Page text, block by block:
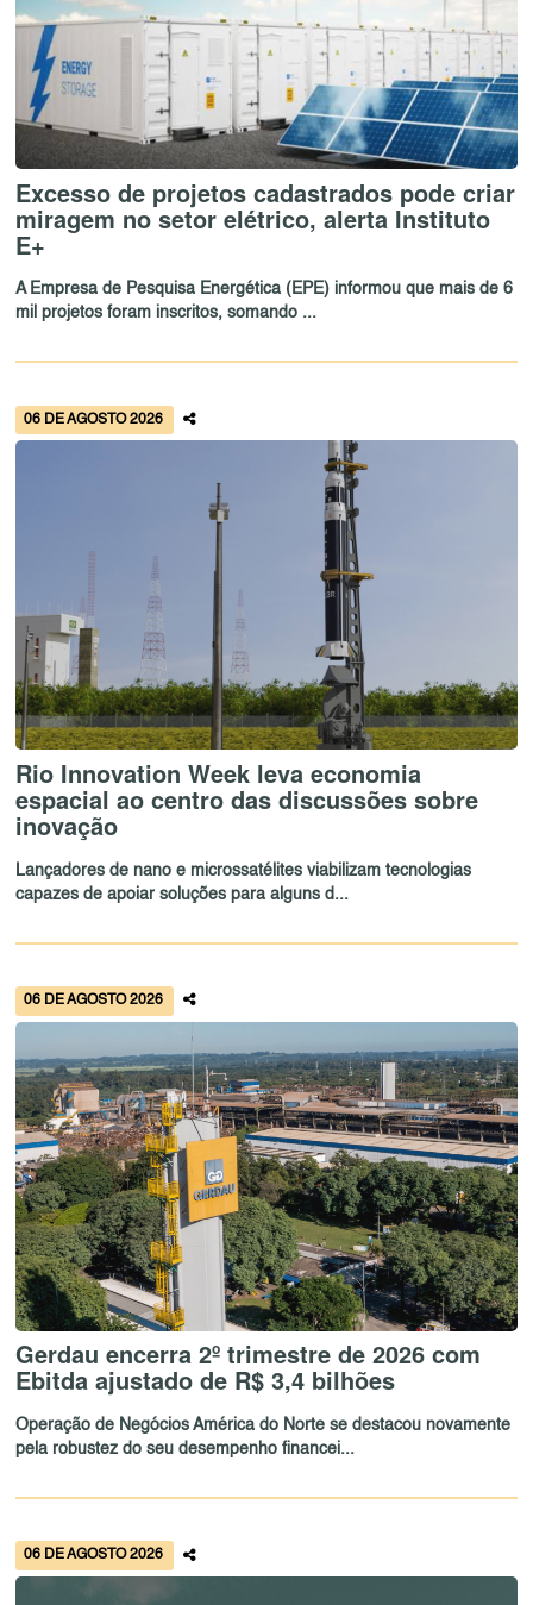
Excesso de projetos cadastrados pode criar
miragem no setor elétrico, alerta Instituto
E+
A Empresa de Pesquisa Energética (EPE) informou que mais de 6
mil projetos foram inscritos, somando ...
06 DE AGOSTO 2026
Rio Innovation Week leva economia
espacial ao centro das discussões sobre
inovação
Lançadores de nano e microssatélites viabilizam tecnologias
capazes de apoiar soluções para alguns d...
06 DE AGOSTO 2026
Gerdau encerra 2º trimestre de 2026 com
Ebitda ajustado de R$ 3,4 bilhões
Operação de Negócios América do Norte se destacou novamente
pela robustez do seu desempenho financei...
06 DE AGOSTO 2026